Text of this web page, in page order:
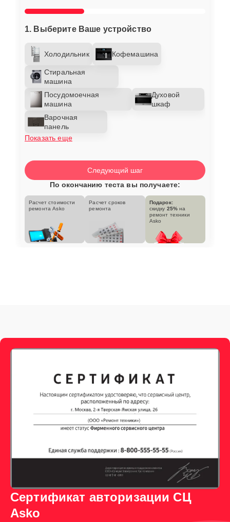
1. Выберите Ваше устройство
Холодильник Кофемашина
Стиральная
машина
Посудомоечная
машина
Духовой
шкаф
Варочная
панель
Показать еще
Следующий шаг
По окончанию теста вы получаете:
Расчет стоимости
ремонта Asko
Расчет сроков
ремонта
Подарок:
скидку 25% на
ремонт техники
Asko
Сертификат авторизации СЦ
Asko